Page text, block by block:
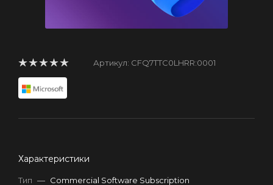
Артикул: CFQ7TTC0LHRR:0001
Характеристики
Тип — Commercial Software Subscription